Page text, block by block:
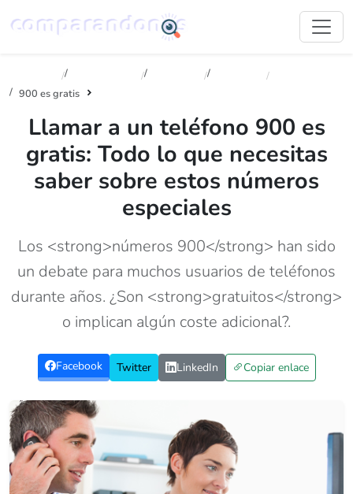
900 es gratis
Llamar a un teléfono 900 es
gratis: Todo lo que necesitas
saber sobre estos números
especiales
Los <strong>números 900</strong> han sido
un debate para muchos usuarios de teléfonos
durante años. ¿Son <strong>gratuitos</strong>
o implican algún coste adicional?.
Facebook Twitter LinkedIn Copiar enlace